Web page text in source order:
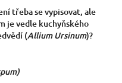
třeba se vypisovat, ale
je vedle kuchyňského
(Allium Ursinum)?